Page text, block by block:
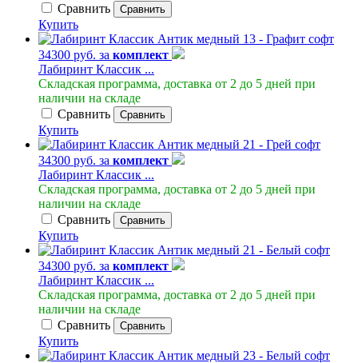
Сравнить
Сравнить
Купить
34300 руб. за комплект
Лабиринт Классик ...
Складская программа, доставка от 2 до 5 дней при
наличии на складе
Сравнить
Сравнить
Купить
34300 руб. за комплект
Лабиринт Классик ...
Складская программа, доставка от 2 до 5 дней при
наличии на складе
Сравнить
Сравнить
Купить
34300 руб. за комплект
Лабиринт Классик ...
Складская программа, доставка от 2 до 5 дней при
наличии на складе
Сравнить
Сравнить
Купить